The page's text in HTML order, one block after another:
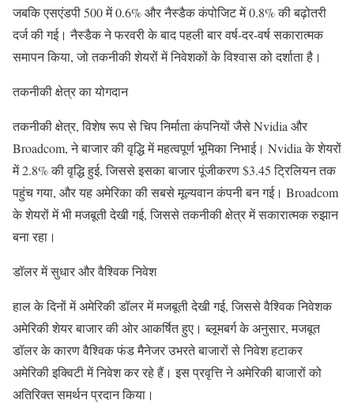
जबकि एसएंडपी 500 में 0.6% और नैस्डैक कंपोजिट में 0.8% की बढ़ोतरी
दर्ज की गई। नैस्डैक ने फरवरी के बाद पहली बार वर्ष-दर-वर्ष सकारात्मक
समापन किया, जो तकनीकी शेयरों में निवेशकों के विश्वास को दर्शाता है।
तकनीकी क्षेत्र का योगदान
तकनीकी क्षेत्र, विशेष रूप से चिप निर्माता कंपनियों जैसे Nvidia और
Broadcom, ने बाजार की वृद्धि में महत्वपूर्ण भूमिका निभाई। Nvidia के शेयरों
में 2.8% की वृद्धि हुई, जिससे इसका बाजार पूंजीकरण $3.45 ट्रिलियन तक
पहुंच गया, और यह अमेरिका की सबसे मूल्यवान कंपनी बन गई। Broadcom
के शेयरों में भी मजबूती देखी गई, जिससे तकनीकी क्षेत्र में सकारात्मक रुझान
बना रहा।
डॉलर में सुधार और वैश्विक निवेश
हाल के दिनों में अमेरिकी डॉलर में मजबूती देखी गई, जिससे वैश्विक निवेशक
अमेरिकी शेयर बाजार की ओर आकर्षित हुए। ब्लूमबर्ग के अनुसार, मजबूत
डॉलर के कारण वैश्विक फंड मैनेजर उभरते बाजारों से निवेश हटाकर
अमेरिकी इक्विटी में निवेश कर रहे हैं। इस प्रवृत्ति ने अमेरिकी बाजारों को
अतिरिक्त समर्थन प्रदान किया।